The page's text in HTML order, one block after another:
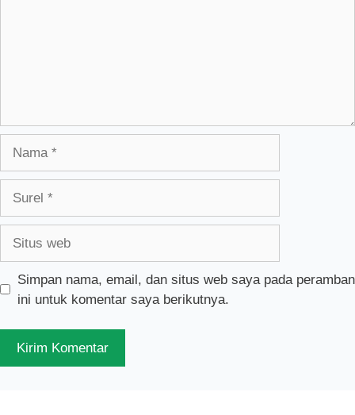
Simpan nama, email, dan situs web saya pada peramban
ini untuk komentar saya berikutnya.